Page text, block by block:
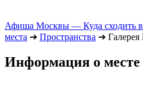
Афиша Москвы — Куда сходить
места ➔ Пространства ➔
Информация о месте